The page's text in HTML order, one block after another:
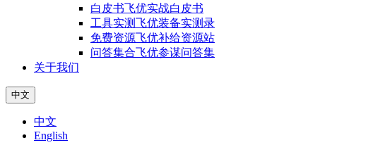
白皮书飞优实战白皮书
工具实测飞优装备实测录
免费资源飞优补给资源站
问答集合飞优参谋问答集
关于我们
中文
中文
English